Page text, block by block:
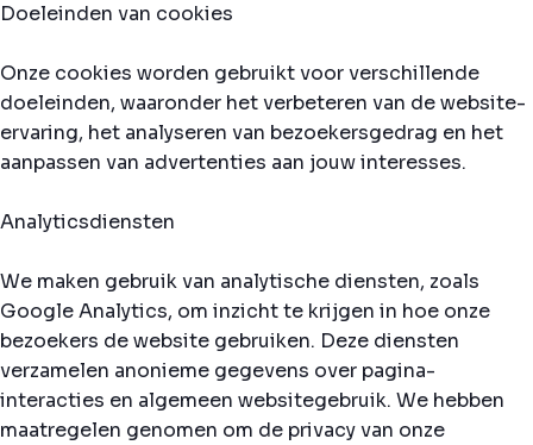
Doeleinden van cookies
Onze cookies worden gebruikt voor verschillende
doeleinden, waaronder het verbeteren van de website-
ervaring, het analyseren van bezoekersgedrag en het
aanpassen van advertenties aan jouw interesses.
Analyticsdiensten
We maken gebruik van analytische diensten, zoals
Google Analytics, om inzicht te krijgen in hoe onze
bezoekers de website gebruiken. Deze diensten
verzamelen anonieme gegevens over pagina-
interacties en algemeen websitegebruik. We hebben
maatregelen genomen om de privacy van onze